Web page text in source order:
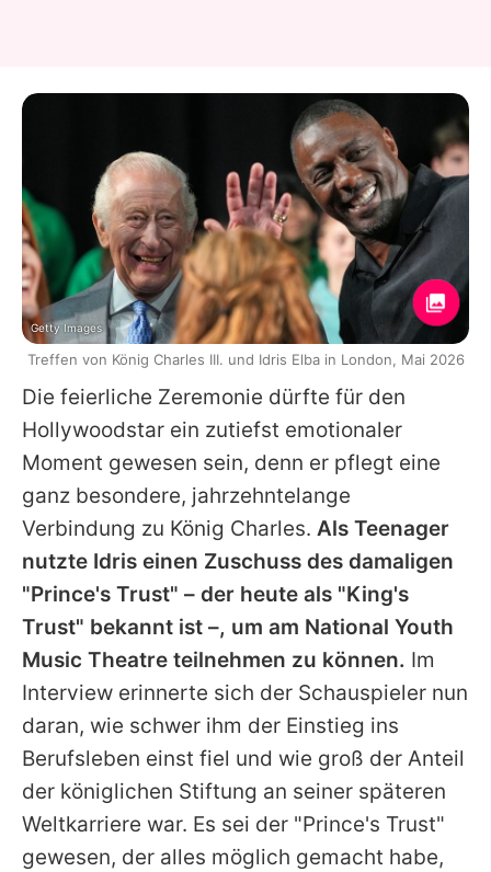
Die feierliche Zeremonie dürfte für den
Hollywoodstar ein zutiefst emotionaler
Moment gewesen sein, denn er pflegt eine
ganz besondere, jahrzehntelange
Verbindung zu König Charles. Als Teenager
nutzte Idris einen Zuschuss des damaligen
"Prince's Trust" – der heute als "King's
Trust" bekannt ist –, um am National Youth
Music Theatre teilnehmen zu können. Im
Interview erinnerte sich der Schauspieler nun
daran, wie schwer ihm der Einstieg ins
Berufsleben einst fiel und wie groß der Anteil
der königlichen Stiftung an seiner späteren
Weltkarriere war. Es sei der "Prince's Trust"
gewesen, der alles möglich gemacht habe,
Getty Images
Treffen von König Charles III. und Idris Elba in London, Mai 2026